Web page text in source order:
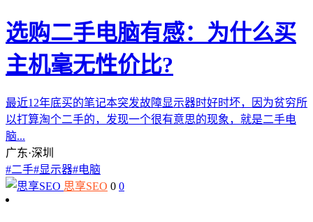
选购二手电脑有感：为什么买
主机毫无性价比?
最近12年底买的笔记本突发故障显示器时好时坏，因为贫穷所
以打算淘个二手的，发现一个很有意思的现象，就是二手电
脑...
广东·深圳
#二手#显示器#电脑
思享SEO 0 0